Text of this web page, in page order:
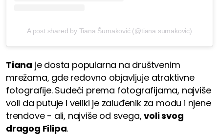
A post shared by Tiana Šumaković (@tiana.sumakovic)
Tiana je dosta popularna na društvenim
mrežama, gde redovno objavljuje atraktivne
fotografije. Sudeći prema fotografijama, najviše
voli da putuje i veliki je zaluđenik za modu i njene
trendove - ali, najviše od svega,voli svog
dragog Filipa.